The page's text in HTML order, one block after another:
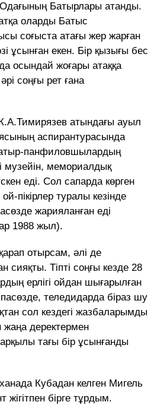
Батырлары атанды.
оларды Батыс
соғыста атағы жер жарған
ұсынған екен. Бір қызығы бес
осындай жоғары атаққа
соңғы рет ғана
атындағы ауыл
аспирантурасында
панфиловшылардың
музейін, мемориалдық
еді. Сол сапарда көрген
пікірлер туралы кезінде
жарияланған еді
1988 жыл).
отырсам, әлі де
сияқты. Тіпті соңғы кезде 28
ерлігі ойдан шығарылған
теледидарда біраз шу
сол кездегі жазбаларымды
жаңа деректермен
тағы бір ұсынғанды
Кубадан келген Мигель
жігітпен бірге тұрдым.